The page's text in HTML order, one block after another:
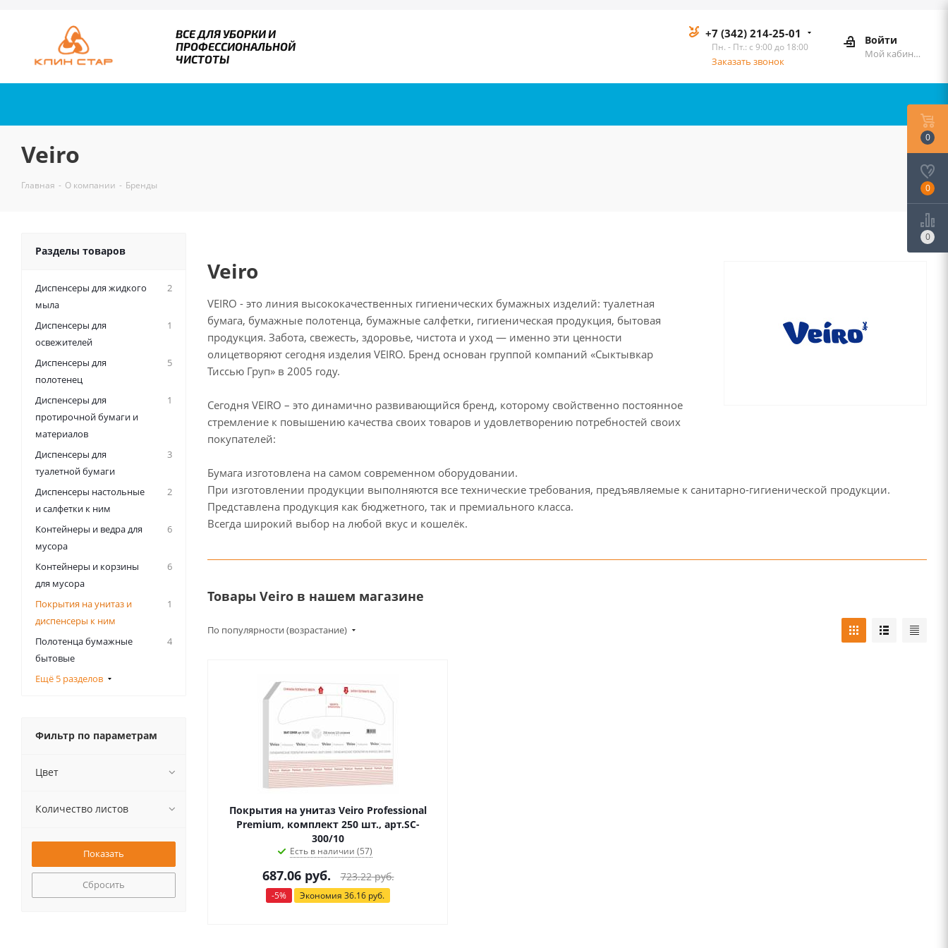
ВСЕ ДЛЯ УБОРКИ И
ПРОФЕССИОНАЛЬНОЙ
ЧИСТОТЫ
Войти
Мой кабинет
+7 (342) 214-25-01
Пн. - Пт.: с 9:00 до 18:00
Заказать звонок
Veiro
Главная - О компании - Бренды
Veiro
VEIRO - это линия высококачественных гигиенических бумажных изделий: туалетная
бумага, бумажные полотенца, бумажные салфетки, гигиеническая продукция, бытовая
продукция. Забота, свежесть, здоровье, чистота и уход — именно эти ценности
олицетворяют сегодня изделия VEIRO. Бренд основан группой компаний «Сыктывкар
Тиссью Груп» в 2005 году.
Сегодня VEIRO – это динамично развивающийся бренд, которому свойственно постоянное
стремление к повышению качества своих товаров и удовлетворению потребностей своих
покупателей:
Бумага изготовлена на самом современном оборудовании.
При изготовлении продукции выполняются все технические требования, предъявляемые к санитарно-гигиенической продукции.
Представлена продукция как бюджетного, так и премиального класса.
Всегда широкий выбор на любой вкус и кошелёк.
Товары Veiro в нашем магазине
По популярности (возрастание)
Покрытия на унитаз Veiro Professional
Premium, комплект 250 шт., арт.SC-
300/10
Есть в наличии (57)
687.06руб. 723.22руб.
-5% Экономия 36.16 руб.
Разделы товаров
Диспенсеры для жидкого
мыла
2
Диспенсеры для
освежителей
1
Диспенсеры для
полотенец
5
Диспенсеры для
протирочной бумаги и
материалов
1
Диспенсеры для
туалетной бумаги
3
Диспенсеры настольные
и салфетки к ним
2
Контейнеры и ведра для
мусора
6
Контейнеры и корзины
для мусора
6
Покрытия на унитаз и
диспенсеры к ним
1
Полотенца бумажные
бытовые
4
Ещё 5 разделов
Фильтр по параметрам
Цвет
Количество листов
Сбросить
0
0
0